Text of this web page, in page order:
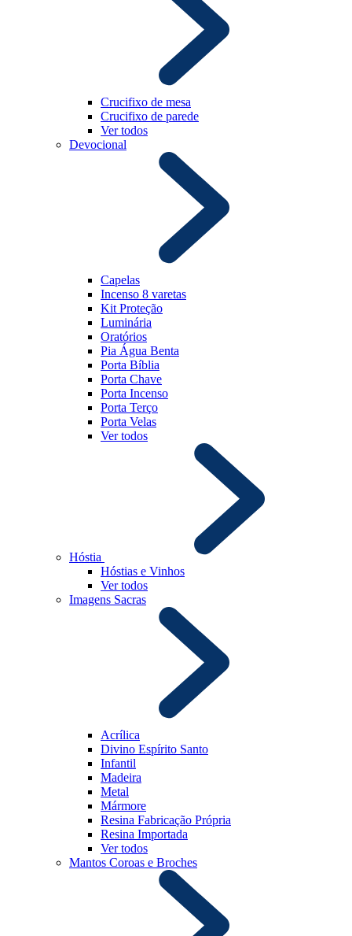
Crucifixo de mesa
Crucifixo de parede
Ver todos
Devocional
Capelas
Incenso 8 varetas
Kit Proteção
Luminária
Oratórios
Pia Água Benta
Porta Bíblia
Porta Chave
Porta Incenso
Porta Terço
Porta Velas
Ver todos
Hóstia
Hóstias e Vinhos
Ver todos
Imagens Sacras
Acrílica
Divino Espírito Santo
Infantil
Madeira
Metal
Mármore
Resina Fabricação Própria
Resina Importada
Ver todos
Mantos Coroas e Broches